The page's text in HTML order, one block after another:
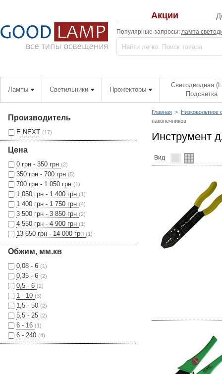
Акции
Популярные запросы: лампа
Лампы Светильники Прожекторы
Светодиодная
Подсветка
Главная > Низковольтное
наконечников
Инструмент
Вид
Производитель
E.NEXT (17)
Цена
0 грн - 350 грн (2)
350 грн - 700 грн (5)
700 грн - 1 050 грн (1)
1 050 грн - 1 400 грн (1)
1 400 грн - 1 750 грн (4)
3 500 грн - 3 850 грн (2)
4 550 грн - 4 900 грн (1)
13 650 грн - 14 000 грн (1)
Обжим, мм.кв
0,08 - 6 (1)
0,35 - 6 (2)
0,5 - 6 (2)
1 - 10 (3)
1,5 - 50 (2)
5,5 - 25 (2)
6 - 16 (1)
6 - 240 (4)